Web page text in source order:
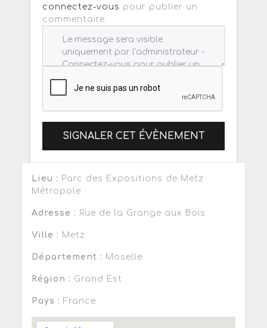
connectez-vous pour publier un
commentaire
SIGNALER CET ÉVÈNEMENT
Lieu : Parc des Expositions de Metz
Métropole
Adresse : Rue de la Grange aux Bois
Ville : Metz
Département : Moselle
Région : Grand Est
Pays : France